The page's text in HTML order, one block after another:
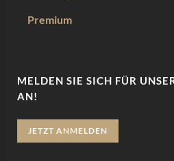
Premium
MELDEN SIE SICH FÜR
AN!
JETZT ANMELDEN